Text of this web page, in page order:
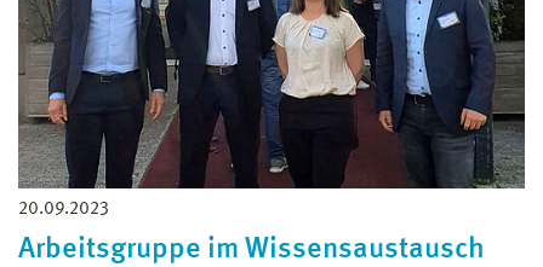
20.09.2023
Arbeitsgruppe im Wissensaustausch